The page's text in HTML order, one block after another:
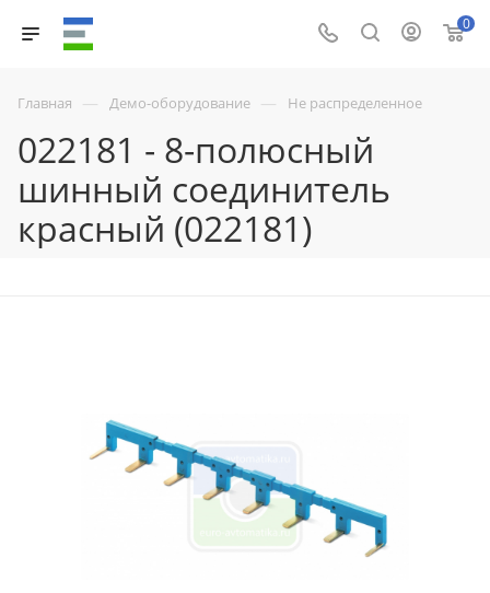
0
Главная — Демо-оборудование — Не распределенное
022181 - 8-полюсный
шинный соединитель
красный (022181)